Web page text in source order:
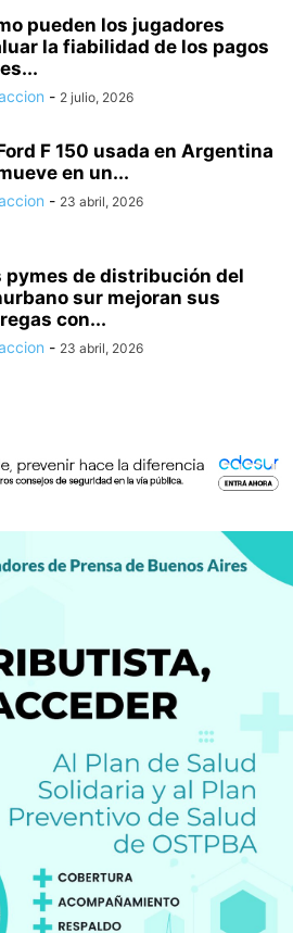
pueden los jugadores
la fiabilidad de los pagos
- 2 julio, 2026
F 150 usada en Argentina
en un...
- 23 abril, 2026
pymes de distribución del
sur mejoran sus
con...
- 23 abril, 2026